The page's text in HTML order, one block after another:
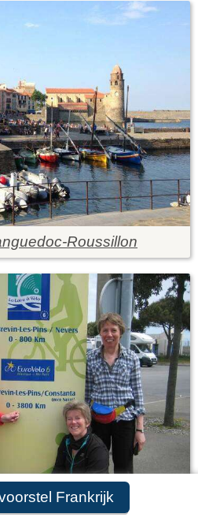
Frankrijk
Roussillon